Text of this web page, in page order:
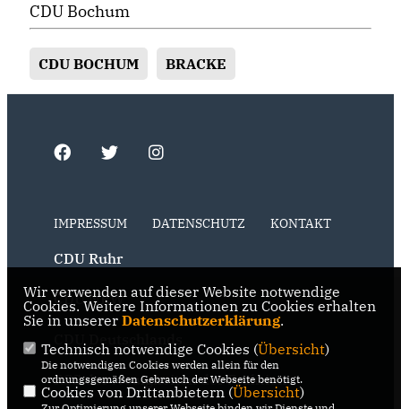
CDU Bochum
CDU BOCHUM BRACKE
IMPRESSUM DATENSCHUTZ KONTAKT
CDU Ruhr
CDU NRW
CDU Deutschlands
RSS der Neuigkeiten der Fraktion
Wir verwenden auf dieser Website notwendige
Cookies. Weitere Informationen zu Cookies erhalten
Sie in unserer Datenschutzerklärung.
Technisch notwendige Cookies (Übersicht)
Die notwendigen Cookies werden allein für den
ordnungsgemäßen Gebrauch der Webseite benötigt.
Cookies von Drittanbietern (Übersicht)